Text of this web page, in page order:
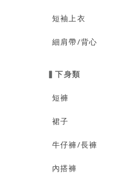
短袖上衣
細肩帶/背心
▍下身類
短褲
裙子
牛仔褲/長褲
內搭褲